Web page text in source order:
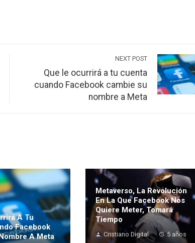
NEXT POST
Que le ocurrirá a tu cuenta
cuando Facebook cambie su
nombre a Meta
A Tu
Facebook
A Meta
Metaverso, La Revolución
En La Que Facebook Nos
Quiere Meter, Tomará
Tiempo
Cristiano Digital
5 años